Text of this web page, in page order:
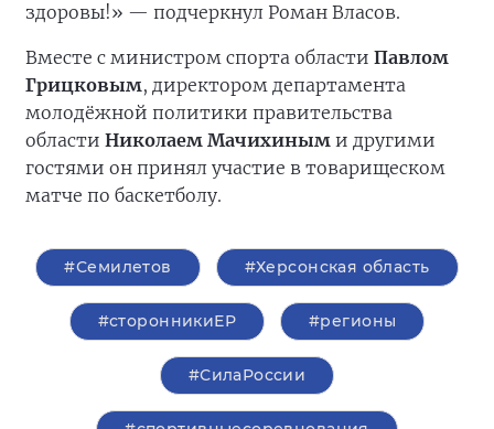
здоровы!» — подчеркнул Роман Власов.
Вместе с министром спорта области Павлом
Грицковым, директором департамента
молодёжной политики правительства
области Николаем Мачихиным и другими
гостями он принял участие в товарищеском
матче по баскетболу.
#Семилетов #Херсонская область
#сторонникиЕР #регионы
#СилаРоссии